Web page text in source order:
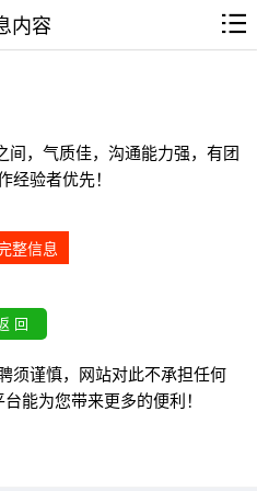
内容
间，气质佳，沟通能力强，有团
验者优先！
整信息
须谨慎，网站对此不承担任何
能为您带来更多的便利！